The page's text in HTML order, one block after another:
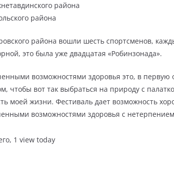
района
района
района вошли шесть спортсменов,
это была уже двадцатая «Робинзонада».
возможностями здоровья это, в первую
чтобы вот так выбраться на природу с
моей жизни. Фестиваль дает возможность
возможностями здоровья с
1 view today